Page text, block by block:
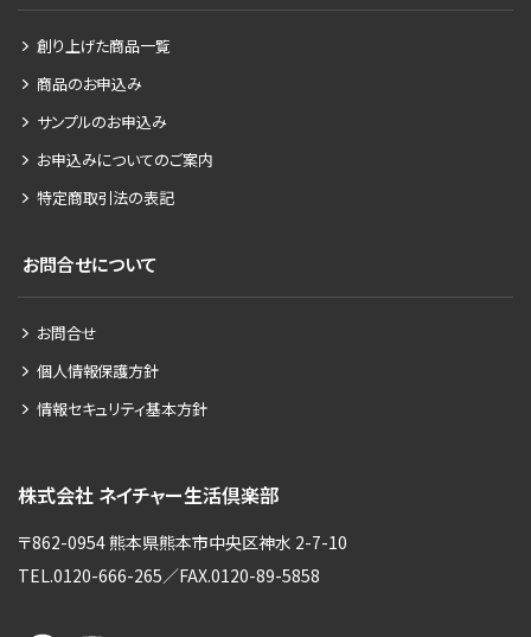
創り上げた商品一覧
商品のお申込み
サンプルのお申込み
お申込みについてのご案内
特定商取引法の表記
お問合せについて
お問合せ
個人情報保護方針
情報セキュリティ基本方針
株式会社 ネイチャー生活倶楽部
〒862-0954 熊本県熊本市中央区神水 2-7-10
TEL.0120-666-265／FAX.0120-89-5858